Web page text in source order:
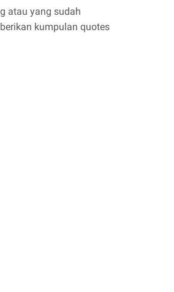
atau yang sudah
kumpulan quotes